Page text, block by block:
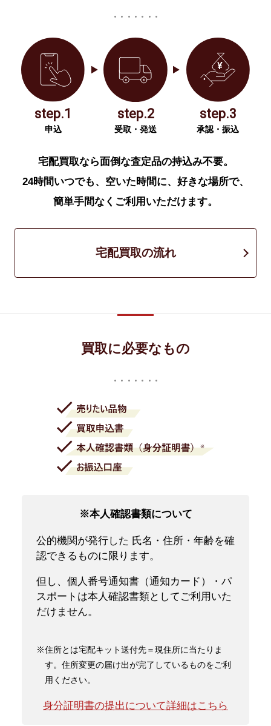
step.1
申込
step.2
受取・発送
step.3
承認・振込
宅配買取なら面倒な査定品の持込み不要。
24時間いつでも、空いた時間に、好きな場所で、
簡単手間なくご利用いただけます。
宅配買取の流れ
買取に必要なもの
※本人確認書類について
公的機関が発行した 氏名・住所・年齢を確
認できるものに限ります。
但し、個人番号通知書（通知カード）・パ
スポートは本人確認書類としてご利用いた
だけません。
※住所とは宅配キット送付先＝現住所に当たりま
す。住所変更の届け出が完了しているものをご利
用ください。
身分証明書の提出について詳細はこちら